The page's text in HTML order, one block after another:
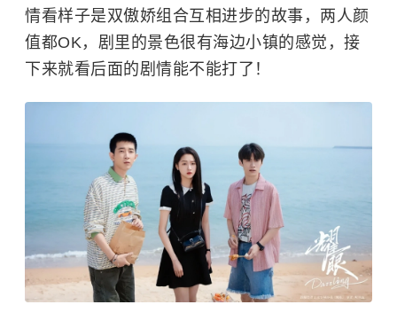
情看样子是双傲娇组合互相进步的故事，两人颜
值都OK，剧里的景色很有海边小镇的感觉，接
下来就看后面的剧情能不能打了！